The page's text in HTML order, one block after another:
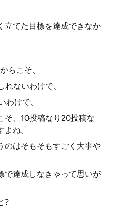
立てた目標を達成できなか
らこそ、
ないわけで、
わけで、
そ、10投稿なり20投稿な
ね。
のはそもそもすごく大事や
で達成しなきゃって思いが
?